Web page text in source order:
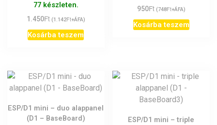
77 készleten.
1.450Ft (1.142Ft+ÁFA)
Kosárba teszem
950Ft (748Ft+ÁFA)
Kosárba teszem
ESP/D1 mini – duo alappanel
(D1 – BaseBoard)
ESP/D1 mini – triple